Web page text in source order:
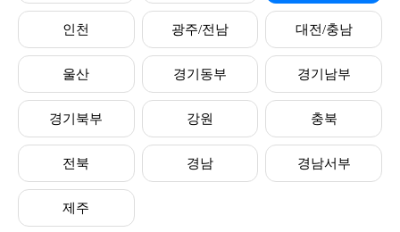
인천 광주/전남 대전/충남
울산 경기동부 경기남부
경기북부 강원 충북
전북 경남 경남서부
제주